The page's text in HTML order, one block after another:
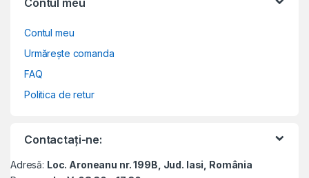
Contul meu
Urmărește comanda
FAQ
Politica de retur
Contactați-ne:
Adresă: Loc. Aroneanu nr. 199B, Jud. Iasi, România